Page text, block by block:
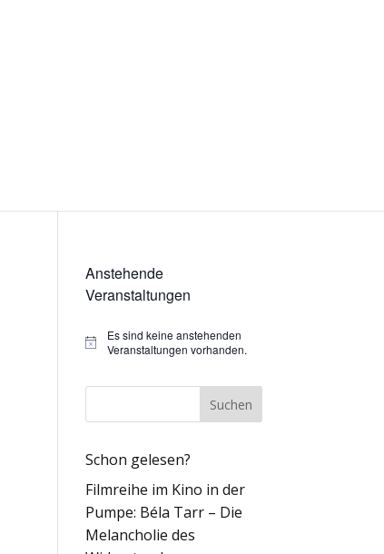
Anstehende
Veranstaltungen
Hinweis
Es sind keine anstehenden
Veranstaltungen vorhanden.
Schon gelesen?
Filmreihe im Kino in der
Pumpe: Béla Tarr – Die
Melancholie des